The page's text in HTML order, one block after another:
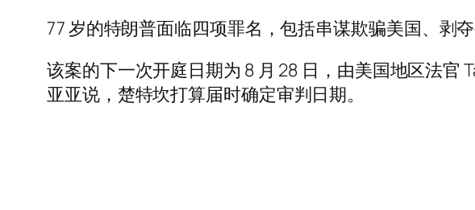
77 岁的特朗普面临四项罪名，包括串谋欺骗美国、剥
该案的下一次开庭日期为 8 月 28 日，由美国地区法
亚亚说，楚特坎打算届时确定审判日期。